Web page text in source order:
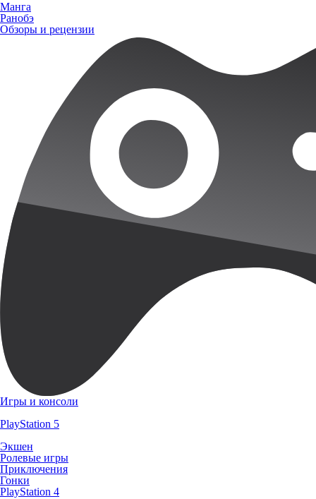
Манга
Ранобэ
Обзоры и рецензии
Игры и консоли
PlayStation 5
Экшен
Ролевые игры
Приключения
Гонки
PlayStation 4